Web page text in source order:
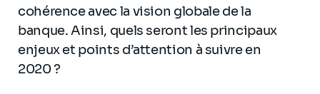
cohérence avec la vision globale de la
banque. Ainsi, quels seront les principaux
enjeux et points d’attention à suivre en
2020 ?